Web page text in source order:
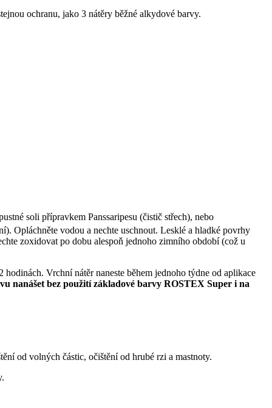
ochranu, jako 3 nátěry běžné alkydové barvy.
soli přípravkem Panssaripesu (čistič střech), nebo
Opláchněte vodou a nechte uschnout. Lesklé a hladké povrhy
zoxidovat po dobu alespoň jednoho zimního období (což u
Vrchní nátěr naneste během jednoho týdne od aplikace
nanášet bez použití základové barvy ROSTEX Super i na
od volných částic, očištění od hrubé rzi a mastnoty.